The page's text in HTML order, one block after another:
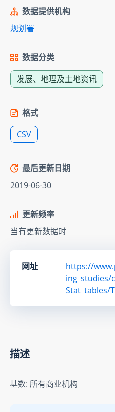
数据提供机构
规划署
数据分类
发展、地理及土地资讯
格式
CSV
最后更新日期
2019-06-30
更新频率
当有更新数据时
网址
https://
ing_studies/
Stat_tables/
描述
基数: 所有商业机构